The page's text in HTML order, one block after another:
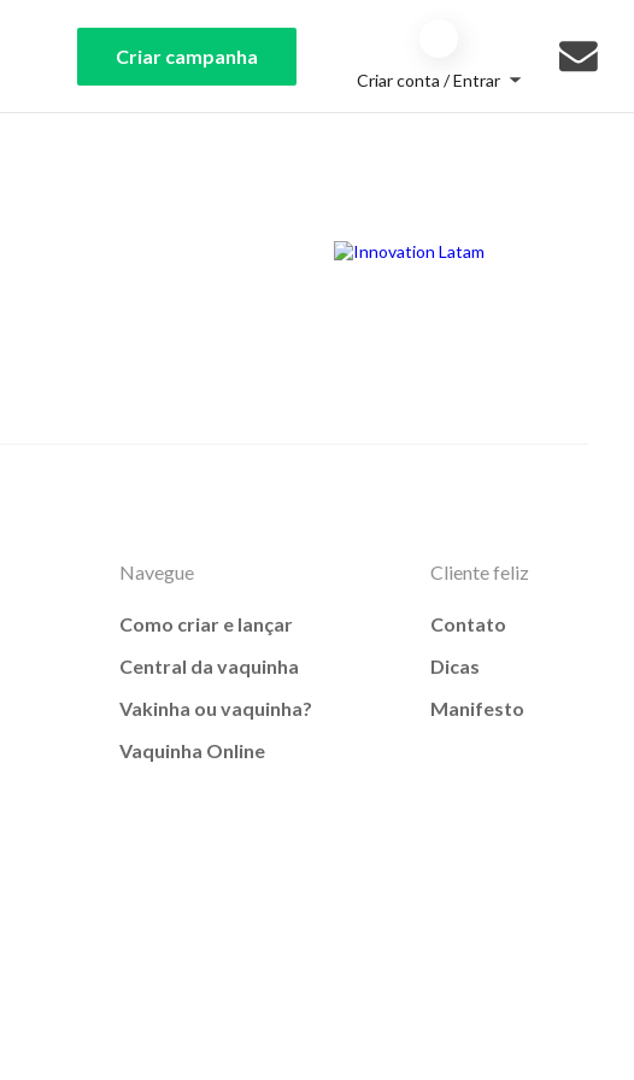
Criar campanha
Criar conta / Entrar
Navegue
Como criar e lançar
Central da vaquinha
Vakinha ou vaquinha?
Vaquinha Online
Cliente feliz
Contato
Dicas
Manifesto